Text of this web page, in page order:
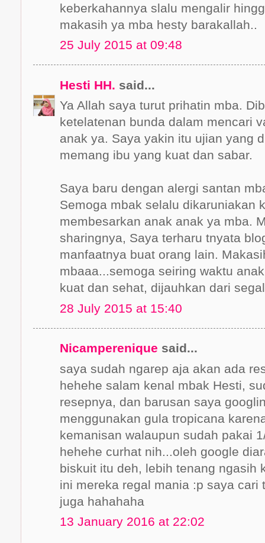
keberkahannya slalu mengalir
makasih ya mba hesty barakallah..
25 July 2015 at 09:48
Hesti HH. said...
Ya Allah saya turut prihatin mba.
ketelatenan bunda dalam mencari
anak ya. Saya yakin itu ujian yang
memang ibu yang kuat dan sabar.
Saya baru dengan alergi santan
Semoga mbak selalu dikaruniakan
membesarkan anak anak ya mba.
sharingnya, Saya terharu tnyata
manfaatnya buat orang lain.
mbaaa...semoga seiring waktu
kuat dan sehat, dijauhkan dari
28 July 2015 at 15:40
Nicamperenique said...
saya sudah ngarep aja akan ada
hehehe salam kenal mbak Hesti,
resepnya, dan barusan saya
menggunakan gula tropicana
kemanisan walaupun sudah pakai
hehehe curhat nih...oleh google
biskuit itu deh, lebih tenang ngasih
ini mereka regal mania :p saya cari
juga hahahaha
13 January 2016 at 22:02